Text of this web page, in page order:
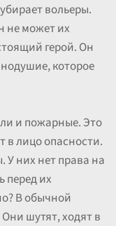
вольеры.
не может их
герой. Он
которое
и пожарные. Это
в лицо опасности.
У них нет права на
перед их
В обычной
шутят, ходят в